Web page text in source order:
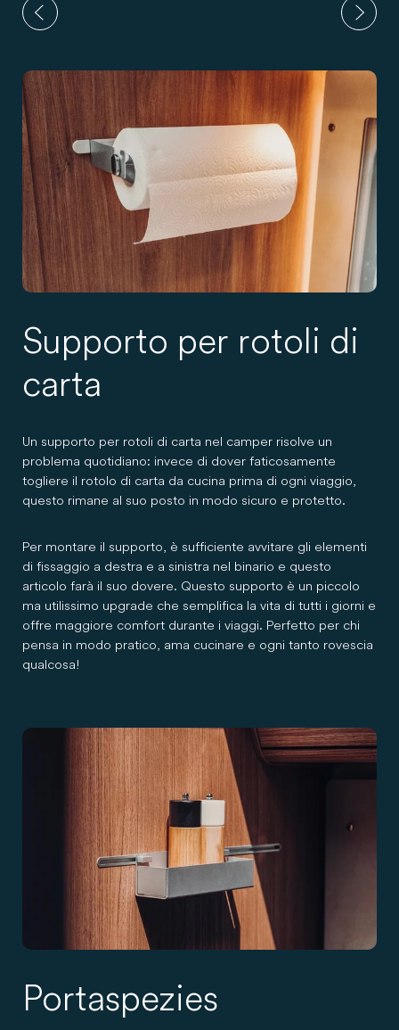
Supporto per rotoli di
carta
Un supporto per rotoli di carta nel camper risolve un
problema quotidiano: invece di dover faticosamente
togliere il rotolo di carta da cucina prima di ogni viaggio,
questo rimane al suo posto in modo sicuro e protetto.
Per montare il supporto, è sufficiente avvitare gli elementi
di fissaggio a destra e a sinistra nel binario e questo
articolo farà il suo dovere. Questo supporto è un piccolo
ma utilissimo upgrade che semplifica la vita di tutti i giorni e
offre maggiore comfort durante i viaggi. Perfetto per chi
pensa in modo pratico, ama cucinare e ogni tanto rovescia
qualcosa!
Portaspezies